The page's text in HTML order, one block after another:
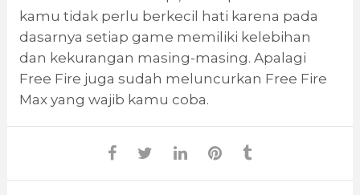
kamu tidak perlu berkecil hati karena pada
dasarnya setiap game memiliki kelebihan
dan kekurangan masing-masing. Apalagi
Free Fire juga sudah meluncurkan Free Fire
Max yang wajib kamu coba.